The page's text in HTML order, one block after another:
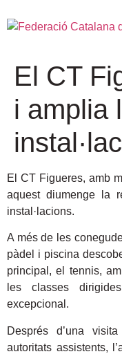
El CT
i amplia
El CT Figueres, amb
aquest diumenge la
instal·lacions.
A més de les
pàdel i piscina
principal, el tennis,
les classes
excepcional.
Després d’una
autoritats assistents,